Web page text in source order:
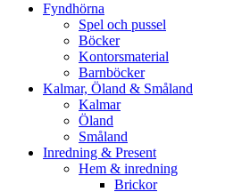
Fyndhörna
Spel och pussel
Böcker
Kontorsmaterial
Barnböcker
Kalmar, Öland & Småland
Kalmar
Öland
Småland
Inredning & Present
Hem & inredning
Brickor